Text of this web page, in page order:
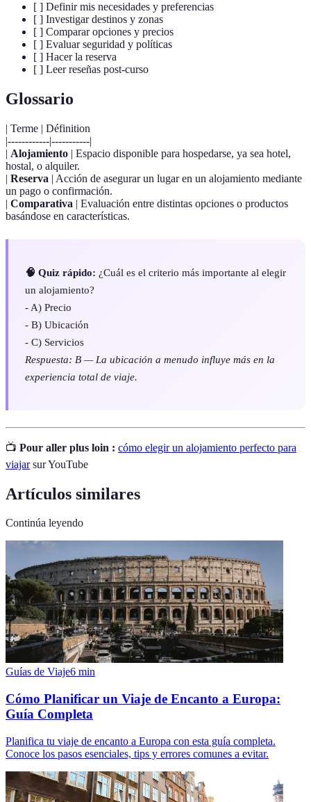
[ ] Definir mis necesidades y preferencias
[ ] Investigar destinos y zonas
[ ] Comparar opciones y precios
[ ] Evaluar seguridad y políticas
[ ] Hacer la reserva
[ ] Leer reseñas post-curso
Glossario
| Terme | Définition
|------------|-----------|
| Alojamiento | Espacio disponible para hospedarse, ya sea hotel,
hostal, o alquiler.
| Reserva | Acción de asegurar un lugar en un alojamiento mediante
un pago o confirmación.
| Comparativa | Evaluación entre distintas opciones o productos
basándose en características.
🧠 Quiz rápido: ¿Cuál es el criterio más importante al elegir
un alojamiento?
- A) Precio
- B) Ubicación
- C) Servicios
Respuesta: B — La ubicación a menudo influye más en la
experiencia total de viaje.
📺 Pour aller plus loin : cómo elegir un alojamiento perfecto para
viajarsur YouTube
Artículos similares
Continúa leyendo
Guías de Viaje6 min
Cómo Planificar un Viaje de Encanto a Europa:
Guía Completa
Planifica tu viaje de encanto a Europa con esta guía completa.
Conoce los pasos esenciales, tips y errores comunes a evitar.